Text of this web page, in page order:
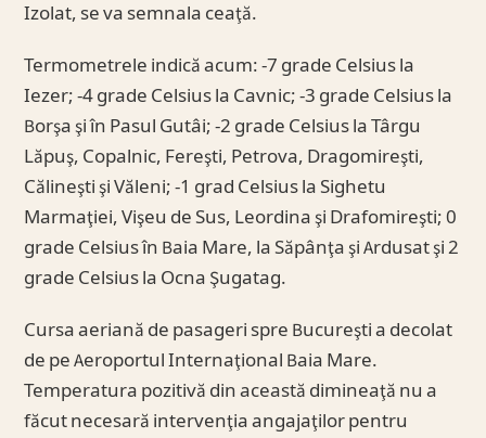
Izolat, se va semnala ceaţă.
Termometrele indică acum: -7 grade Celsius la
Iezer; -4 grade Celsius la Cavnic; -3 grade Celsius la
Borşa şi în Pasul Gutâi; -2 grade Celsius la Târgu
Lăpuş, Copalnic, Fereşti, Petrova, Dragomireşti,
Călineşti şi Văleni; -1 grad Celsius la Sighetu
Marmaţiei, Vişeu de Sus, Leordina şi Drafomireşti; 0
grade Celsius în Baia Mare, la Săpânţa şi Ardusat şi 2
grade Celsius la Ocna Şugatag.
Cursa aeriană de pasageri spre Bucureşti a decolat
de pe Aeroportul Internaţional Baia Mare.
Temperatura pozitivă din această dimineaţă nu a
făcut necesară intervenţia angajaţilor pentru